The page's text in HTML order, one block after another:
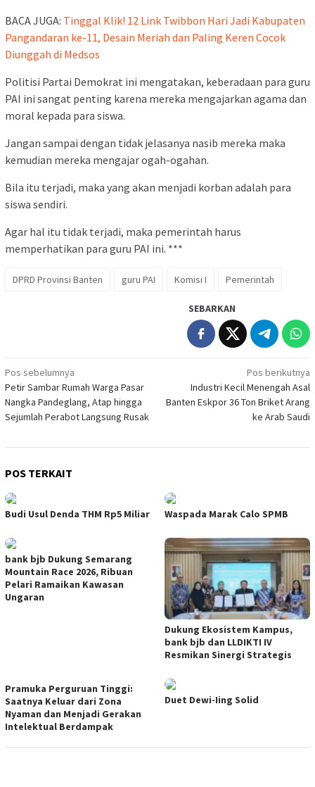
BACA JUGA: Tinggal Klik! 12 Link Twibbon Hari Jadi Kabupaten
Pangandaran ke-11, Desain Meriah dan Paling Keren Cocok
Diunggah di Medsos
Politisi Partai Demokrat ini mengatakan, keberadaan para guru
PAI ini sangat penting karena mereka mengajarkan agama dan
moral kepada para siswa.
Jangan sampai dengan tidak jelasanya nasib mereka maka
kemudian mereka mengajar ogah-ogahan.
Bila itu terjadi, maka yang akan menjadi korban adalah para
siswa sendiri.
Agar hal itu tidak terjadi, maka pemerintah harus
memperhatikan para guru PAI ini. ***
DPRD Provinsi Banten guru PAI Komisi I Pemerintah
SEBARKAN
Navigasi
pos
Pos sebelumnya
Petir Sambar Rumah Warga Pasar
Nangka Pandeglang, Atap hingga
Sejumlah Perabot Langsung Rusak
Pos berikutnya
Industri Kecil Menengah Asal
Banten Eskpor 36 Ton Briket Arang
ke Arab Saudi
POS TERKAIT
Budi Usul Denda THM Rp5 Miliar Waspada Marak Calo SPMB
bank bjb Dukung Semarang
Mountain Race 2026, Ribuan
Pelari Ramaikan Kawasan
Ungaran
Dukung Ekosistem Kampus,
bank bjb dan LLDIKTI IV
Resmikan Sinergi Strategis
Pramuka Perguruan Tinggi:
Saatnya Keluar dari Zona
Nyaman dan Menjadi Gerakan
Intelektual Berdampak
Duet Dewi-Iing Solid